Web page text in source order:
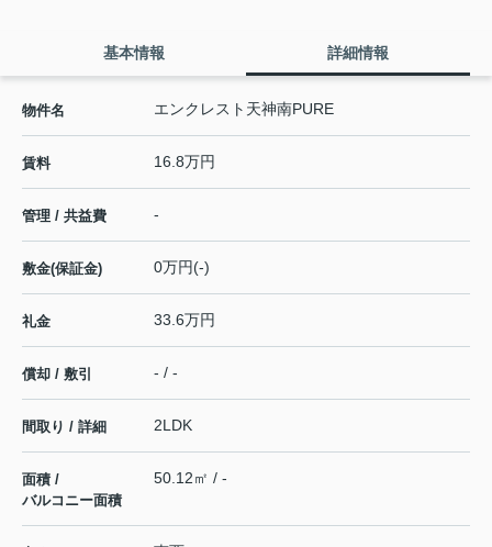
基本情報 詳細情報
物件名 エンクレスト天神南PURE
賃料 16.8万円
管理 / 共益費 -
敷金(保証金) 0万円(-)
礼金 33.6万円
償却 / 敷引 - / -
間取り / 詳細 2LDK
面積 /
バルコニー面積
50.12㎡ / -